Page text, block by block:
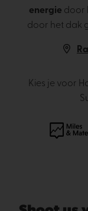
energie door
door het dak
Kies je voor